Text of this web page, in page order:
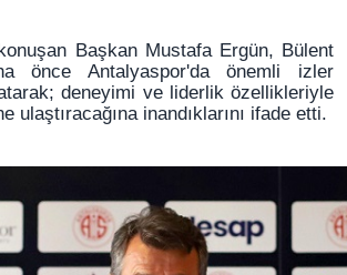
Başkan Mustafa Ergün, Bülent
önce Antalyaspor'da önemli izler
deneyimi ve liderlik özellikleriyle
ulaştıracağına inandıklarını ifade etti.